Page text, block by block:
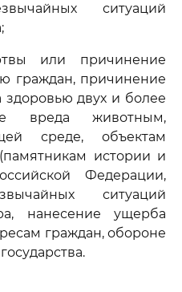
ситуаций
или причинение
граждан, причинение
двух и более
вреда животным,
среде, объектам
истории и
Федерации,
ситуаций
нанесение ущерба
граждан, обороне